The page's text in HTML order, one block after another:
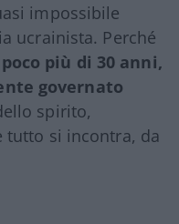
impossibile
ucrainista. Perché
più di 30 anni,
governato
spirito,
tutto si incontra, da